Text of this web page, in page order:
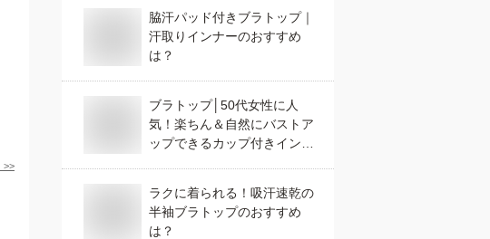
>>
脇汗パッド付きブラトップ｜
汗取りインナーのおすすめ
は？
ブラトップ│50代女性に人
気！楽ちん＆自然にバストア
ップできるカップ付きインナ
ラクに着られる！吸汗速乾の
半袖ブラトップのおすすめ
は？